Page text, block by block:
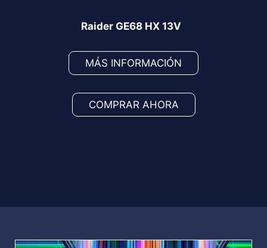
Raider GE68 HX 13V
MÁS INFORMACIÓN
COMPRAR AHORA